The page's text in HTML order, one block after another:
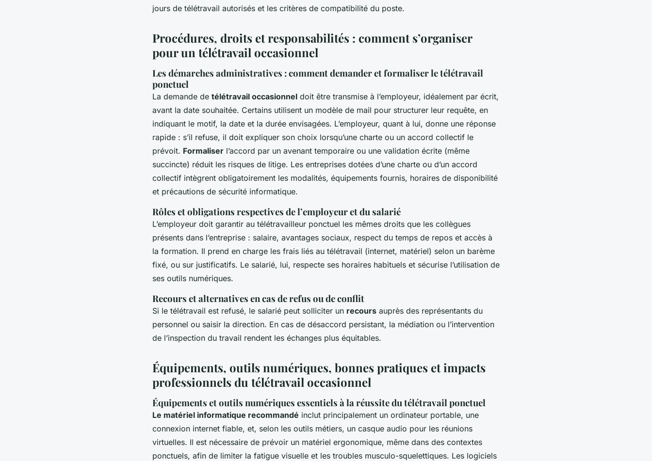
jours de télétravail autorisés et les critères de compatibilité du poste.
Procédures, droits et responsabilités : comment s’organiser
pour un télétravail occasionnel
Les démarches administratives : comment demander et formaliser le télétravail
ponctuel
La demande de télétravail occasionnel doit être transmise à l’employeur, idéalement par écrit,
avant la date souhaitée. Certains utilisent un modèle de mail pour structurer leur requête, en
indiquant le motif, la date et la durée envisagées. L’employeur, quant à lui, donne une réponse
rapide : s’il refuse, il doit expliquer son choix lorsqu’une charte ou un accord collectif le
prévoit. Formaliser l’accord par un avenant temporaire ou une validation écrite (même
succincte) réduit les risques de litige. Les entreprises dotées d’une charte ou d’un accord
collectif intègrent obligatoirement les modalités, équipements fournis, horaires de disponibilité
et précautions de sécurité informatique.
Rôles et obligations respectives de l’employeur et du salarié
L’employeur doit garantir au télétravailleur ponctuel les mêmes droits que les collègues
présents dans l’entreprise : salaire, avantages sociaux, respect du temps de repos et accès à
la formation. Il prend en charge les frais liés au télétravail (internet, matériel) selon un barème
fixé, ou sur justificatifs. Le salarié, lui, respecte ses horaires habituels et sécurise l’utilisation de
ses outils numériques.
Recours et alternatives en cas de refus ou de conflit
Si le télétravail est refusé, le salarié peut solliciter un recours auprès des représentants du
personnel ou saisir la direction. En cas de désaccord persistant, la médiation ou l’intervention
de l’inspection du travail rendent les échanges plus équitables.
Équipements, outils numériques, bonnes pratiques et impacts
professionnels du télétravail occasionnel
Équipements et outils numériques essentiels à la réussite du télétravail ponctuel
Le matériel informatique recommandé inclut principalement un ordinateur portable, une
connexion internet fiable, et, selon les outils métiers, un casque audio pour les réunions
virtuelles. Il est nécessaire de prévoir un matériel ergonomique, même dans des contextes
ponctuels, afin de limiter la fatigue visuelle et les troubles musculo-squelettiques. Les logiciels